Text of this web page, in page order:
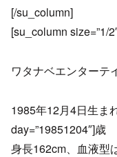
[/su_column]
[su_column size=”1/
ワタナベエンターテ
1985年12月4日生ま
day=”19851204″]歳
身長162cm、血液型